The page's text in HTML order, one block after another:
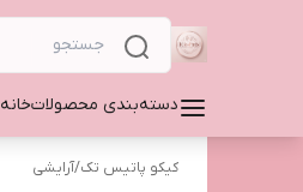
دسته‌بندی محصولاتخانه
کیکو پاتیس تک/آرایشی